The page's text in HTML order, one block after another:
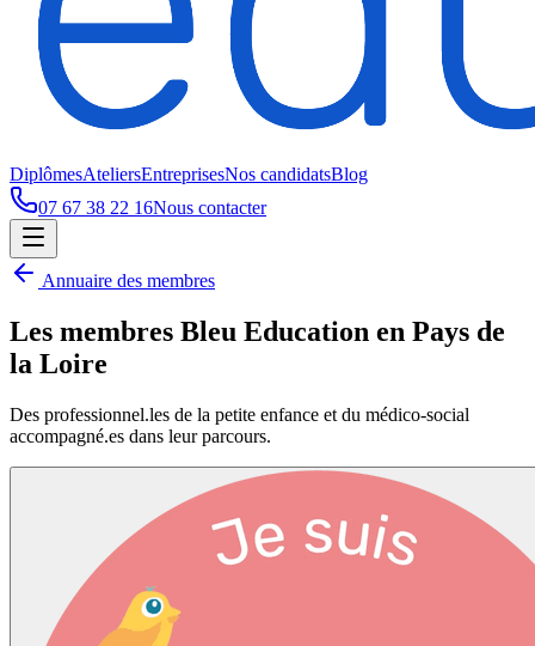
DiplômesAteliersEntreprisesNos candidatsBlog
07 67 38 22 16Nous contacter
Annuaire des membres
Les membres Bleu Education en Pays de
la Loire
Des professionnel.les de la petite enfance et du médico-social
accompagné.es dans leur parcours.